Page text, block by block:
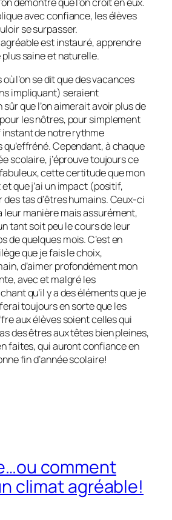
démontre que l’on croit en eux.
avec confiance, les élèves
se surpasser.
est instauré, apprendre
saine et naturelle.
l’on se dit que des vacances
impliquant) seraient
que l’on aimerait avoir plus de
les nôtres, pour simplement
de notre rythme
Cependant, à chaque
scolaire, j’éprouve toujours ce
cette certitude que mon
que j’ai un impact (positif,
tas d’êtres humains. Ceux-ci
leur manière mais assurément,
tant soit peu le cours de leur
de quelques mois. C’est en
que je fais le choix,
d’aimer profondément mon
avec et malgré les
qu’il y a des éléments que je
toujours en sorte que les
aux élèves soient celles qui
des êtres aux têtes bien pleines,
faites, qui auront confiance en
fin d’année scolaire!
comment
climat agréable!